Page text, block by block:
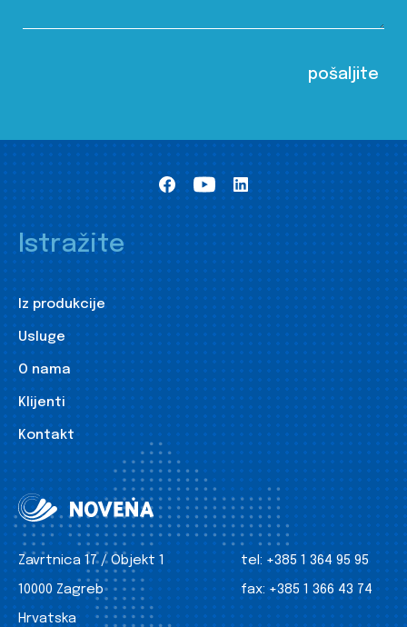
Istražite
Iz produkcije
Usluge
O nama
Klijenti
Kontakt
Zavrtnica 17 / Objekt 1
10000 Zagreb
Hrvatska
tel: +385 1 364 95 95
fax: +385 1 366 43 74